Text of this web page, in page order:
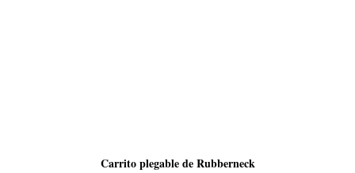
Carrito plegable de Rubberneck